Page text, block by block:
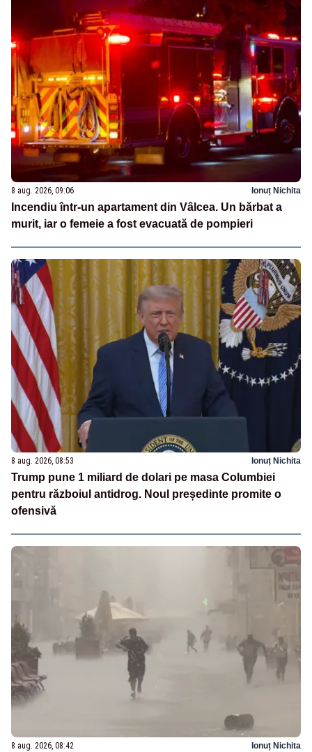
8 aug. 2026, 09:06 Ionuț Nichita
Incendiu într-un apartament din Vâlcea. Un bărbat a
murit, iar o femeie a fost evacuată de pompieri
8 aug. 2026, 08:53 Ionuț Nichita
Trump pune 1 miliard de dolari pe masa Columbiei
pentru războiul antidrog. Noul președinte promite o
ofensivă
8 aug. 2026, 08:42 Ionuț Nichita